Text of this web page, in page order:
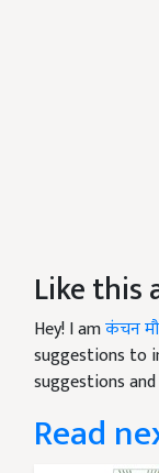
Like this
Hey! I amकंचन
suggestions to
suggestions
Read